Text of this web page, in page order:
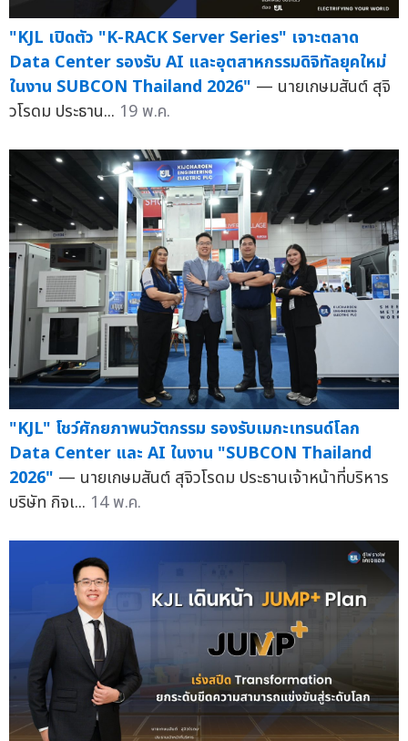
"KJL เปิดตัว "K-RACK Server Series" เจาะตลาด
Data Center รองรับ AI และอุตสาหกรรมดิจิทัลยุคใหม่
ในงาน SUBCON Thailand 2026" — นายเกษมสันต์ สุจิ
วโรดม ประธาน... 19 พ.ค.
"KJL" โชว์ศักยภาพนวัตกรรม รองรับเมกะเทรนด์โลก
Data Center และ AI ในงาน "SUBCON Thailand
2026" — นายเกษมสันต์ สุจิวโรดม ประธานเจ้าหน้าที่บริหาร
บริษัท กิจเ... 14 พ.ค.